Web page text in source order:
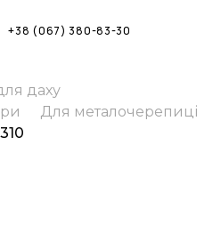
to
+38 (067) 380-83-30
даху
Для металочерепиці